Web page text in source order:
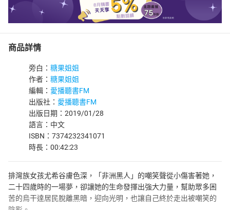
商品詳情
旁白： 糖果姐姐
作者： 糖果姐姐
編輯： 愛播聽書FM
出版社： 愛播聽書FM
出版日期：2019/01/28
語言：中文
ISBN：7374232341071
時長：00:42:23
排灣族女孩尤希谷膚色深，「非洲黑人」的嘲笑聲從小傷害著她，
二十四歲時的一場夢，卻讓她的生命發揮出強大力量，幫助眾多困
苦的烏干達居民脫離黑暗，迎向光明，也讓自己終於走出被嘲笑的